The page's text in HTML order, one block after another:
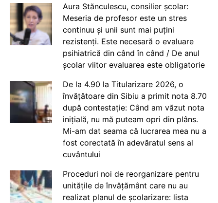
Aura Stănculescu, consilier școlar:
Meseria de profesor este un stres
continuu și unii sunt mai puțini
rezistenți. Este necesară o evaluare
psihiatrică din când în când / De anul
școlar viitor evaluarea este obligatorie
De la 4.90 la Titularizare 2026, o
învățătoare din Sibiu a primit nota 8.70
după contestație: Când am văzut nota
inițială, nu mă puteam opri din plâns.
Mi-am dat seama că lucrarea mea nu a
fost corectată în adevăratul sens al
cuvântului
Proceduri noi de reorganizare pentru
unitățile de învățământ care nu au
realizat planul de școlarizare: lista